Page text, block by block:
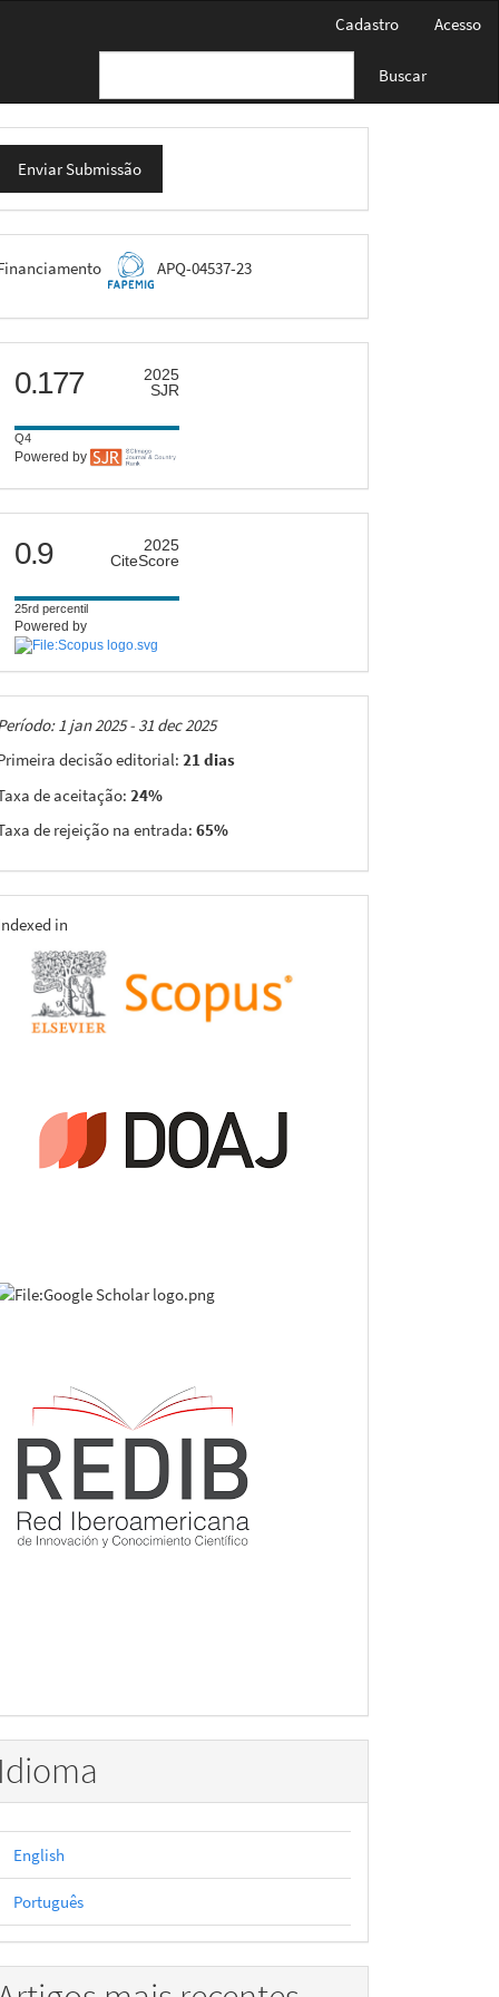
Cadastro Acesso
Buscar
Enviar Submissão
APQ-04537-23
scimago
0.177
2025
SJR
Q4
Powered by
citescore
0.9
2025
CiteScore
25rd percentil
Powered by
1 jan 2025 - 31 dec 2025
decisão editorial: 21 dias
de aceitação: 24%
de rejeição na entrada: 65%
in
Idioma
English
Português